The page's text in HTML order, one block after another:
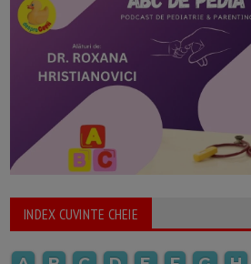
INDEX CUVINTE CHEIE